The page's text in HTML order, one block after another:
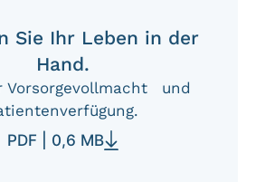
Sie Ihr Leben in der
Hand.
Vorsorgevollmacht und
PDF | 0,6 MB